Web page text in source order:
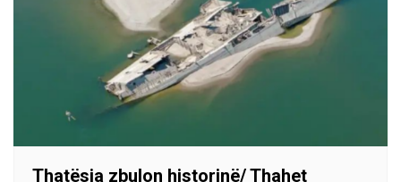
Thatësia zbulon historinë/ Thahet